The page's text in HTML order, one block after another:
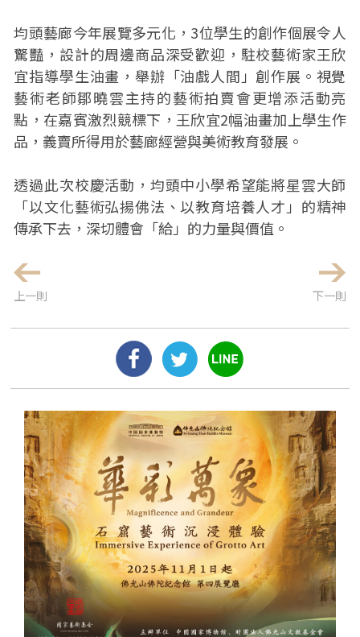
均頭藝廊今年展覽多元化，3位學生的創作個展令人
驚豔，設計的周邊商品深受歡迎，駐校藝術家王欣
宜指導學生油畫，舉辦「油戲人間」創作展。視覺
藝術老師鄒曉雲主持的藝術拍賣會更增添活動亮
點，在嘉賓激烈競標下，王欣宜2幅油畫加上學生作
品，義賣所得用於藝廊經營與美術教育發展。
透過此次校慶活動，均頭中小學希望能將星雲大師
「以文化藝術弘揚佛法、以教育培養人才」的精神
傳承下去，深切體會「給」的力量與價值。
上一則 下一則